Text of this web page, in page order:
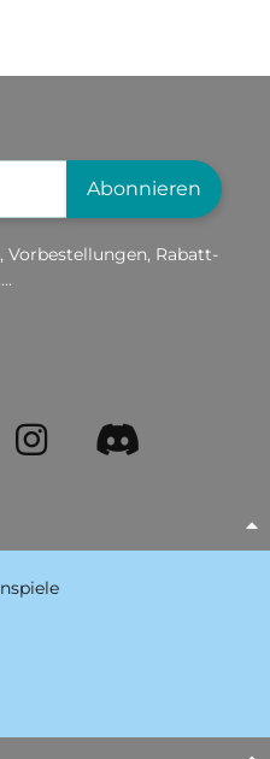
Abonnieren
Vorbestellungen, Rabatt-